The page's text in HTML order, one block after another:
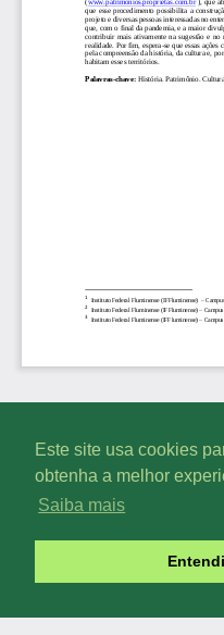
Este site usa cookies
obtenha a melhor
Saiba mais